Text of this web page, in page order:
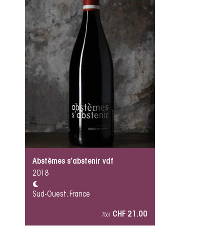
Abstèmes s’abstenir vdf
2018
Sud-Ouest, France
75cl CHF 21.00